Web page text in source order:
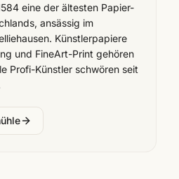
eine der ältesten Papier-
ansässig im
Künstlerpapiere
und FineArt-Print gehören
Profi-Künstler schwören seit